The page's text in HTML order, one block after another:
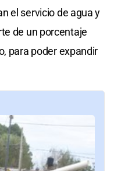
el servicio de agua y
de un porcentaje
para poder expandir